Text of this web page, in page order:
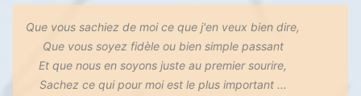
Que vous sachiez de moi ce que j'en veux bien dire,
Que vous soyez fidèle ou bien simple passant
Et que nous en soyons juste au premier sourire,
Sachez ce qui pour moi est le plus important ...